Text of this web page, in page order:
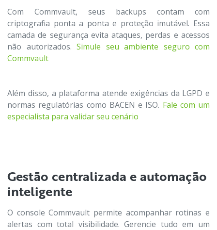
Com Commvault, seus backups contam com
criptografia ponta a ponta e proteção imutável. Essa
camada de segurança evita ataques, perdas e acessos
não autorizados. Simule seu ambiente seguro com
Commvault
Além disso, a plataforma atende exigências da LGPD e
normas regulatórias como BACEN e ISO. Fale com um
especialista para validar seu cenário
Gestão centralizada e automação
inteligente
O console Commvault permite acompanhar rotinas e
alertas com total visibilidade. Gerencie tudo em um